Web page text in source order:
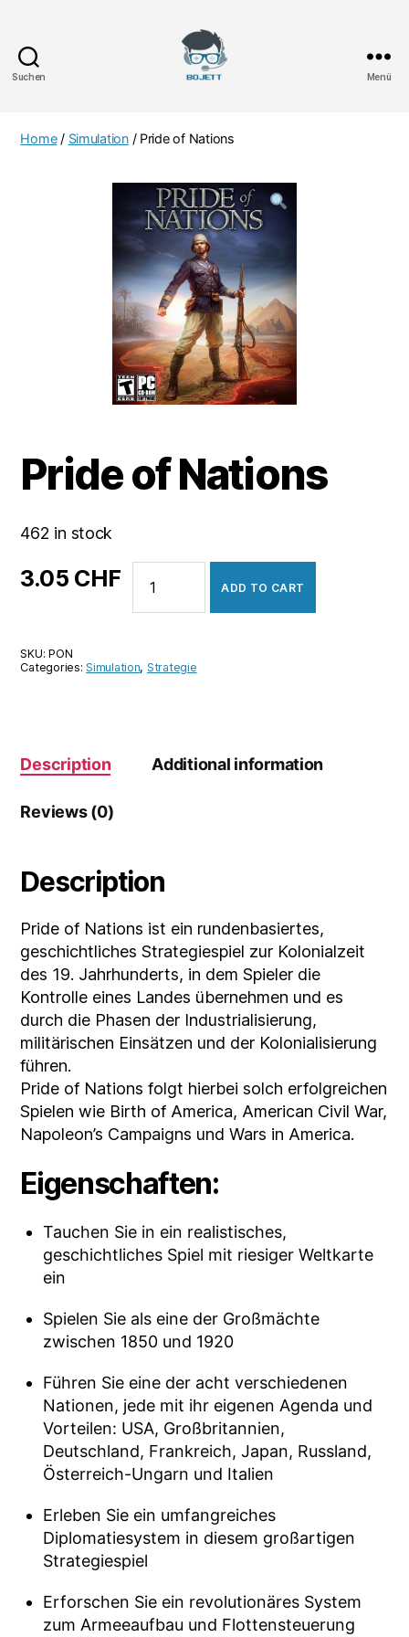
Suchen Menü
Home/ Simulation/ Pride of Nations
Pride of Nations
462 in stock
3.05 CHF
Nations
ADD TO CART
SKU:PON
Categories:Simulation, Strategie
Description Additional information
Reviews (0)
Description
Pride of Nations ist ein rundenbasiertes,
geschichtliches Strategiespiel zur Kolonialzeit
des 19. Jahrhunderts, in dem Spieler die
Kontrolle eines Landes übernehmen und es
durch die Phasen der Industrialisierung,
militärischen Einsätzen und der Kolonialisierung
führen.
Pride of Nations folgt hierbei solch erfolgreichen
Spielen wie Birth of America, American Civil War,
Napoleon’s Campaigns und Wars in America.
Eigenschaften:
Tauchen Sie in ein realistisches,
geschichtliches Spiel mit riesiger Weltkarte
ein
Spielen Sie als eine der Großmächte
zwischen 1850 und 1920
Führen Sie eine der acht verschiedenen
Nationen, jede mit ihr eigenen Agenda und
Vorteilen: USA, Großbritannien,
Deutschland, Frankreich, Japan, Russland,
Österreich-Ungarn und Italien
Erleben Sie ein umfangreiches
Diplomatiesystem in diesem großartigen
Strategiespiel
Erforschen Sie ein revolutionäres System
zum Armeeaufbau und Flottensteuerung